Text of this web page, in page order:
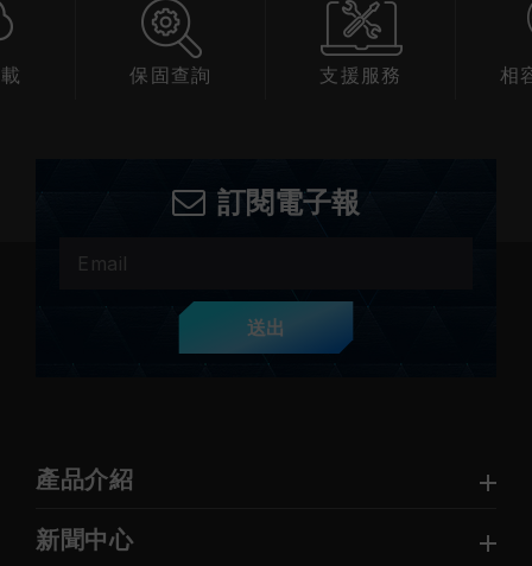
保固查詢 支援服務 相
訂閱電子報
送出
產品介紹
新聞中心